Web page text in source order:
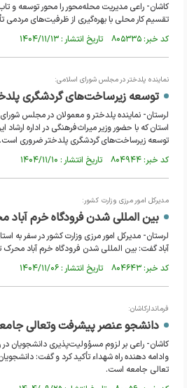
کاشان- راعی مدیریت محله‌محور را محور توسعه و
تقسیم کار محلی با بهره‌گیری از ظرفیت‌های مردمی
کد خبر: ۸۰۵۳۳۵ تاریخ انتشار : ۱۴۰۴/۱۱/۱۳
نماینده پلدختر در مجلس شورای اسلامی:
توسعه زیرساخت‌های گردشگری
لرستان- نماینده پلدختر و معمولان در مجلس
استان که با حضور وزیر میراث‌فرهنگی در اداره ارشاد
توسعه زیرساخت‌های گردشگری پلدختر ضروری است.
کد خبر: ۸۰۴۹۴۴ تاریخ انتشار : ۱۴۰۴/۱۱/۱۰
مدیرکل امور مرزی وزارت کشور:
بین المللی شدن فرودگاه خرم
لرستان- مدیرکل امور مرزی وزارت کشور در سفر به
آباد گفت: بین المللی شدن فرودگاه خرم آباد
کد خبر: ۸۰۴۶۴۳ تاریخ انتشار : ۱۴۰۴/۱۱/۰۶
فرماندارکاشان:
دانشجو عنصر پیشرفت وتعالی
کاشان- راعی بر لزوم مسؤولیت‌پذیری دانشجویان در
وادامه دهنده راه شهداء تأکید کرد و گفت:
تعالی جامعه است.